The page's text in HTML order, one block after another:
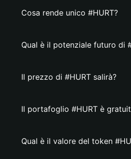
Cosa rende unico #HURT?
Qual è il potenziale futuro di
Il prezzo di #HURT salirà?
Il portafoglio #HURT è
Qual è il valore del token